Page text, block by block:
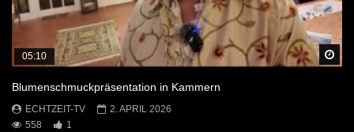
05:10
Blumenschmuckpräsentation in Kammern
ECHTZEIT-TV
2. APRIL 2026
558
1